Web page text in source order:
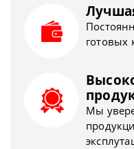
готовых
Мы